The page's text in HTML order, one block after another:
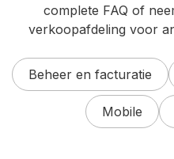
complete FAQ of
verkoopafdeling voor
Beheer en facturatie
Mobile